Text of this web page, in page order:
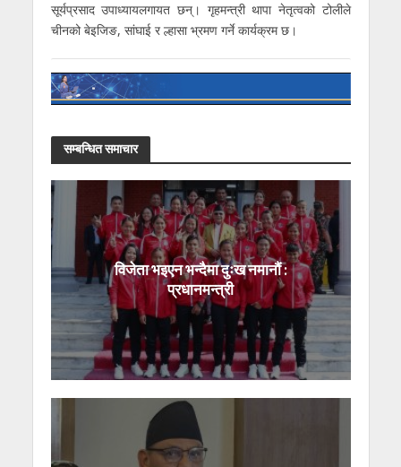
सूर्यप्रसाद उपाध्यायलगायत छन्। गृहमन्त्री थापा नेतृत्वको टोलीले
चीनको बेइजिङ, सांघाई र ल्हासा भ्रमण गर्ने कार्यक्रम छ।
सम्बन्धित समाचार
विजेता भइएन भन्दैमा दुःख नमानौं :
प्रधानमन्त्री